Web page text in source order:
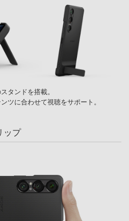
タンドを搭載。
ツに合わせて視聴をサポート。
ップ